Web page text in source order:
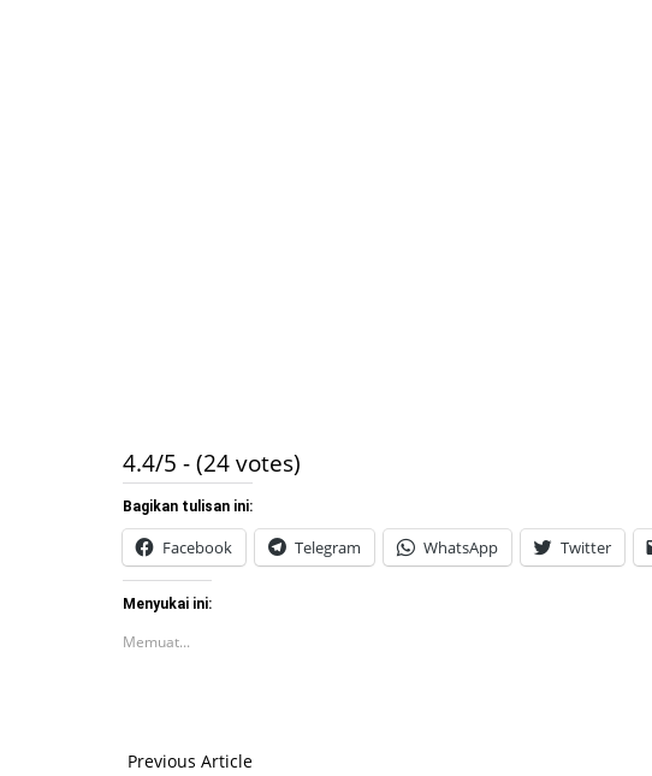
4.4/5 - (24 votes)
Bagikan tulisan ini:
Facebook Telegram WhatsApp Twitter
Menyukai ini:
Memuat...
Previous Article